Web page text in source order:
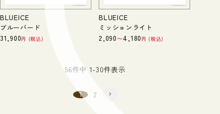
BLUEICE
ブルーバード
31,900 税込
BLUEICE
ミッションライト
2,090〜4,180 税込
56件中 1-30件表示
1 2